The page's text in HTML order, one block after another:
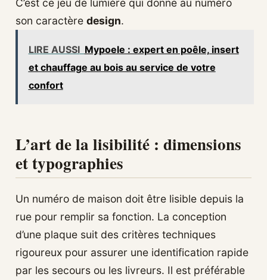
C’est ce jeu de lumière qui donne au numéro
son caractère design.
LIRE AUSSI Mypoele : expert en poêle, insert
et chauffage au bois au service de votre
confort
L’art de la lisibilité : dimensions
et typographies
Un numéro de maison doit être lisible depuis la
rue pour remplir sa fonction. La conception
d’une plaque suit des critères techniques
rigoureux pour assurer une identification rapide
par les secours ou les livreurs. Il est préférable